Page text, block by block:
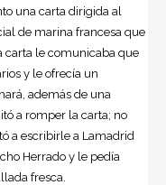
una carta dirigida al
de marina francesa que
carta le comunicaba que
y le ofrecía un
además de una
a romper la carta; no
a escribirle a Lamadrid
Herrado y le pedía
fresca.